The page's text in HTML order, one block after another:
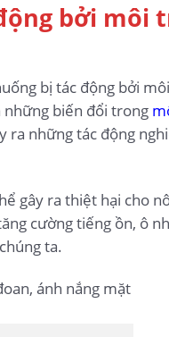
bởi môi
bị tác động bởi
những biến đổi trong
ra những tác động
gây ra thiệt hại cho
cường tiếng ồn, ô
ta.